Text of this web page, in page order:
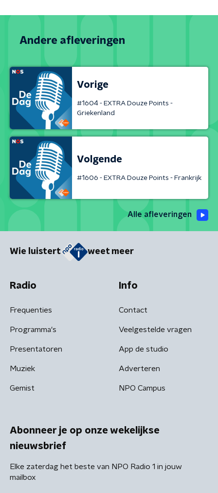
Andere afleveringen
Vorige
#1604 - EXTRA Douze Points -
Griekenland
Volgende
#1606 - EXTRA Douze Points - Frankrijk
Alle afleveringen
Wie luistert weet meer
Radio
Frequenties
Programma's
Presentatoren
Muziek
Gemist
Info
Contact
Veelgestelde vragen
App de studio
Adverteren
NPO Campus
Abonneer je op onze wekelijkse
nieuwsbrief
Elke zaterdag het beste van NPO Radio 1 in jouw
mailbox